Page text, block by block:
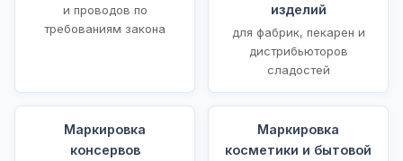
и проводов по
требованиям закона
изделий
для фабрик, пекарен и
дистрибьюторов
сладостей
Маркировка
консервов
Маркировка
косметики и бытовой